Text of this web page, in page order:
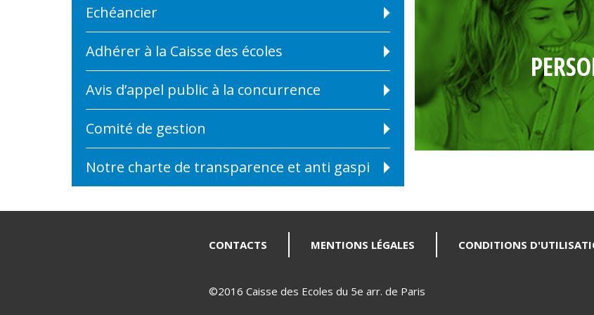
Echéancier
Adhérer à la Caisse des écoles
Avis d’appel public à la concurrence
Comité de gestion
Notre charte de transparence et anti gaspi
CONTACTS MENTIONS LÉGALES CONDITIONS
©2016 Caisse des Ecoles du 5e arr. de Paris